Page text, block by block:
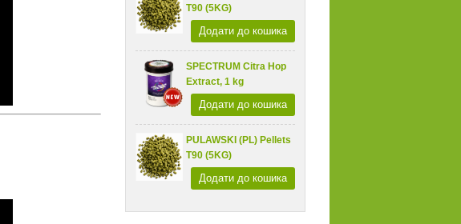
T90 (5KG)
Додати до кошика
SPECTRUM Citra Hop
Extract, 1 kg
Додати до кошика
PULAWSKI (PL) Pellets
T90 (5KG)
Додати до кошика